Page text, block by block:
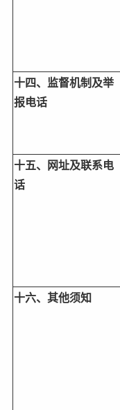
十四、监督机制及举
报电话
十五、网址及联系电
话
十六、其他须知